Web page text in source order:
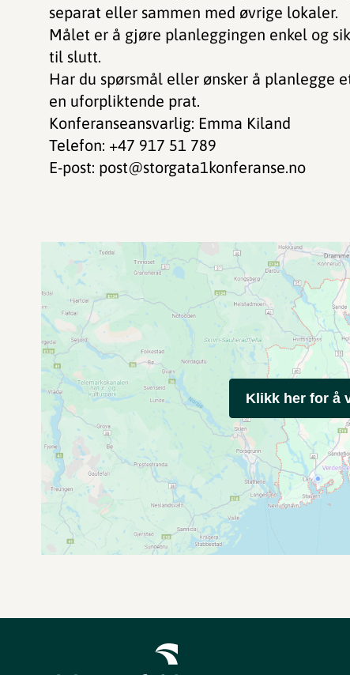
separat eller sammen med øvrige lokaler.
Målet er å gjøre planleggingen enkel og
til slutt.
Har du spørsmål eller ønsker å planlegge
en uforpliktende prat.
Konferanseansvarlig: Emma Kiland
Telefon: +47 917 51 789
E-post: post@storgata1konferanse.no
Klikk her for å